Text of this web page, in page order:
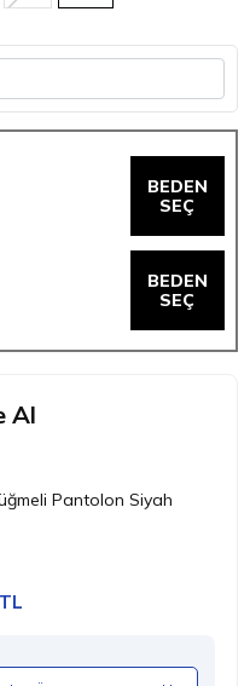
BEDEN
SEÇ
BEDEN
SEÇ
Al
Pantolon Siyah